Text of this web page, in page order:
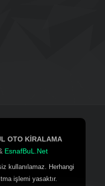
OTO KİRALAMA
EsnafBuL.Net
kullanılamaz. Herhangi
işlemi yasaktır.